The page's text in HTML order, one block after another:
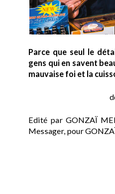
Parce que seul le
gens qui en savent
mauvaise foi et la
Edité par GONZAÏ
Messager, pour